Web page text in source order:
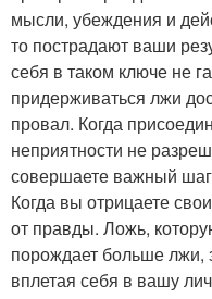
мысли, убеждения и
то пострадают ваши
себя в таком ключе не
придерживаться лжи
провал. Когда
неприятности не
совершаете важный
Когда вы отрицаете
от правды. Ложь,
порождает больше
вплетая себя в вашу